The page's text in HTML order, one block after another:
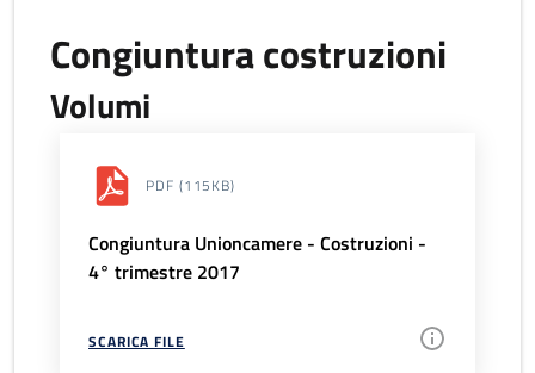
Congiuntura costruzioni
Volumi
PDF (115KB)
Congiuntura Unioncamere - Costruzioni -
4° trimestre 2017
SCARICA FILE